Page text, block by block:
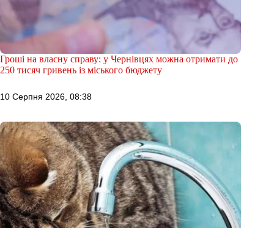
Гроші на власну справу: у Чернівцях можна отримати до
250 тисяч гривень із міського бюджету
10 Серпня 2026, 08:38